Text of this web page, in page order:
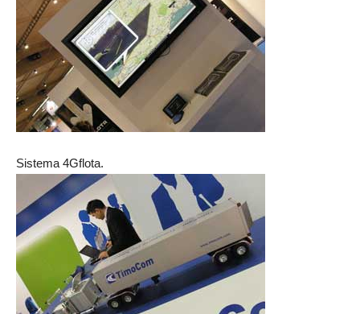
Sistema 4Gflota.